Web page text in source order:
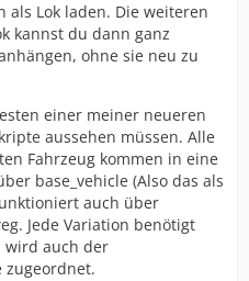
als Lok laden. Die weiteren
kannst du dann ganz
ohne sie neu zu
einer meiner neueren
aussehen müssen. Alle
Fahrzeug kommen in eine
base_vehicle (Also das als
auch über
Jede Variation benötigt
wird auch der
zugeordnet.